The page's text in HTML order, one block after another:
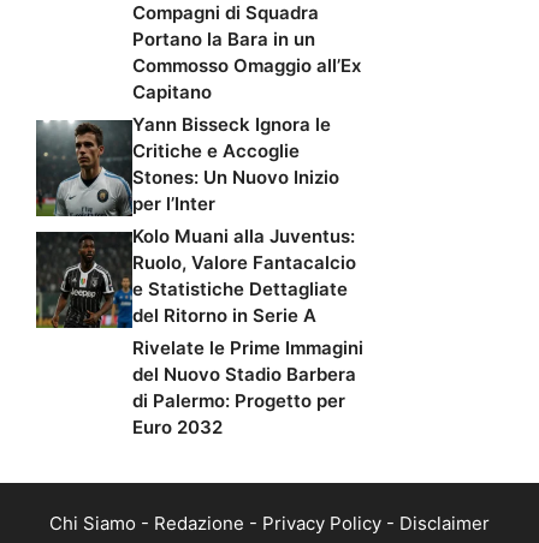
Compagni di Squadra
Portano la Bara in un
Commosso Omaggio all’Ex
Capitano
Yann Bisseck Ignora le
Critiche e Accoglie
Stones: Un Nuovo Inizio
per l’Inter
Kolo Muani alla Juventus:
Ruolo, Valore Fantacalcio
e Statistiche Dettagliate
del Ritorno in Serie A
Rivelate le Prime Immagini
del Nuovo Stadio Barbera
di Palermo: Progetto per
Euro 2032
Chi Siamo - Redazione - Privacy Policy - Disclaimer